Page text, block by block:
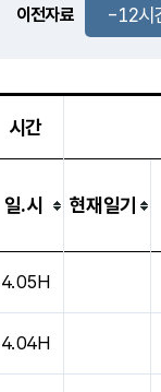
-
이전자료 -12시
시간
일.시 현재일기
4.05H
4.04H